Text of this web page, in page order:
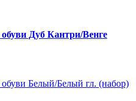
Дуб Кантри/Венге